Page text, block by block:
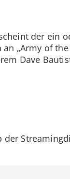
der ein
„Army of the
Dave
der